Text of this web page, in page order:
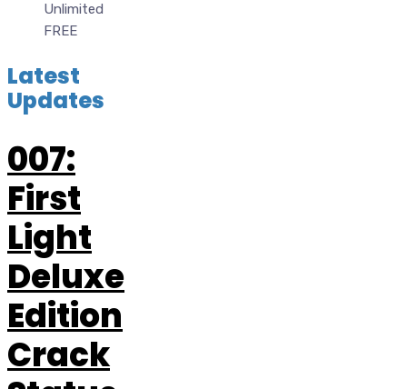
Unlimited
FREE
Latest
Updates
007:
First
Light
Deluxe
Edition
Crack